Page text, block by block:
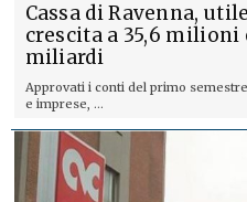
Cassa di Ravenna,
crescita a 35,6 milioni
miliardi
Approvati i conti del primo
e imprese, ...